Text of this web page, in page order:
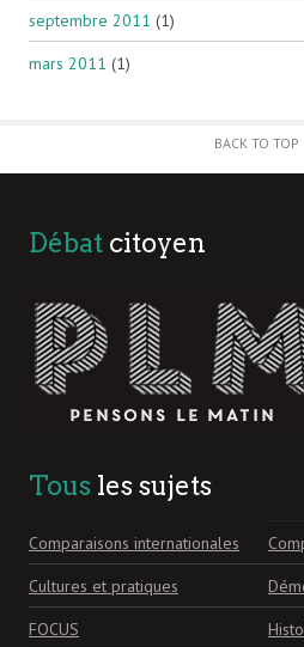
septembre 2011 (1)
mars 2011 (1)
BACK TO TOP
Débat citoyen
Tous les sujets
Comparaisons internationales
Cultures et pratiques
FOCUS